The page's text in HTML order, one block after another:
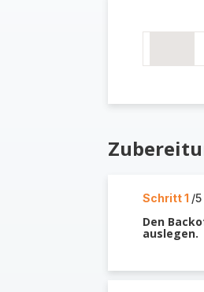
Schritt 1 /5
Den
auslegen.